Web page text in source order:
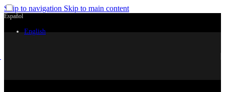
Skip to navigation Skip to main content
Español
English